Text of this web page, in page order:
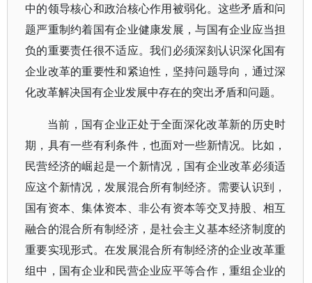
中的领导核心和政治核心作用被弱化。这些矛盾和问
题严重制约着国有企业健康发展，与国有企业应当担
负的重要责任很不适应。我们必须深刻认识深化国有
企业改革的重要性和紧迫性，坚持问题导向，通过深
化改革解决国有企业发展中存在的突出矛盾和问题。
当前，国有企业正处于全面深化改革新的历史时
期，具有一些有利条件，也面对一些新情况。比如，
民营经济的崛起是一个新情况，国有企业改革必须适
应这个新情况，发展混合所有制经济。需要认识到，
国有资本、集体资本、非公有资本等交叉持股、相互
融合的混合所有制经济，是社会主义基本经济制度的
重要实现形式。在发展混合所有制经济的企业改革重
组中，国有企业和民营企业应平等合作，重组企业的